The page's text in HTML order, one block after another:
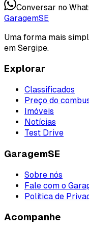
Conversar no
GaragemSE
Uma forma mais
em Sergipe.
Explorar
Classificados
Preço do
Imóveis
Notícias
Test Drive
GaragemSE
Sobre nós
Fale com o
Política de
Acompanhe